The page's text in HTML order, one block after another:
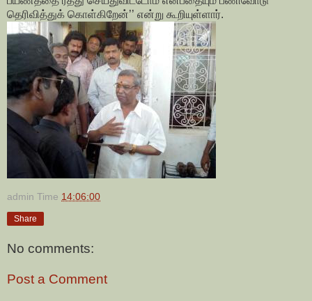
தெரிவித்துக் கொள்கிறேன்’’ என்று கூறியுள்ளார்.
admin Time 14:06:00
Share
No comments:
Post a Comment